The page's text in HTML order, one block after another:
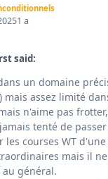
1 a
said:
un domaine
mais assez limité
n'aime pas
tenté de
les courses WT
mais il
général.